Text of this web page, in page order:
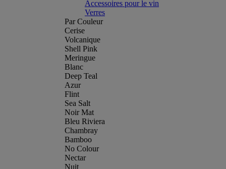
Accessoires pour le vin
Verres
Par Couleur
Cerise
Volcanique
Shell Pink
Meringue
Blanc
Deep Teal
Azur
Flint
Sea Salt
Noir Mat
Bleu Riviera
Chambray
Bamboo
No Colour
Nectar
Nuit